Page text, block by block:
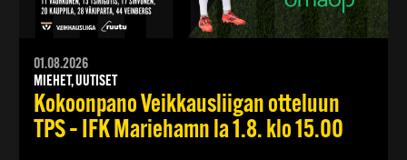
01.08.2026
MIEHET, UUTISET
Kokoonpano Veikkausliigan otteluun
TPS – IFK Mariehamn la 1.8. klo 15.00